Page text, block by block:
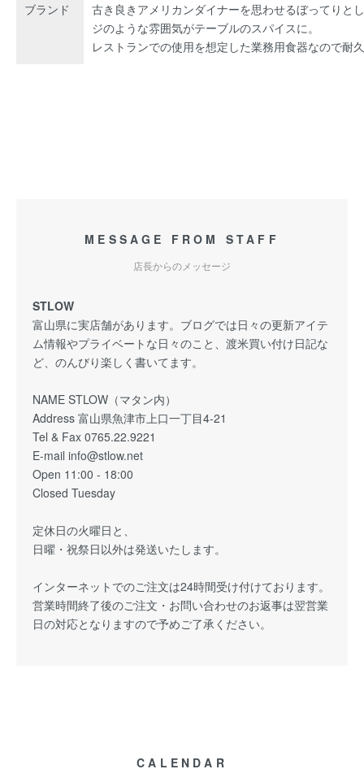
ブランド
古き良きアメリカンダイナーを思わせるぼってりと
ジのような雰囲気がテーブルのスパイスに。
レストランでの使用を想定した業務用食器なので耐
MESSAGE FROM STAFF
店長からのメッセージ
STLOW
富山県に実店舗があります。ブログでは日々の更新アイテ
ム情報やプライベートな日々のこと、渡米買い付け日記な
ど、のんびり楽しく書いてます。
NAME STLOW（マタン内）
Address 富山県魚津市上口一丁目4-21
Tel & Fax 0765.22.9221
E-mail info@stlow.net
Open 11:00 - 18:00
Closed Tuesday
定休日の火曜日と、
日曜・祝祭日以外は発送いたします。
インターネットでのご注文は24時間受け付けております。
営業時間終了後のご注文・お問い合わせのお返事は翌営業
日の対応となりますので予めご了承ください。
CALENDAR